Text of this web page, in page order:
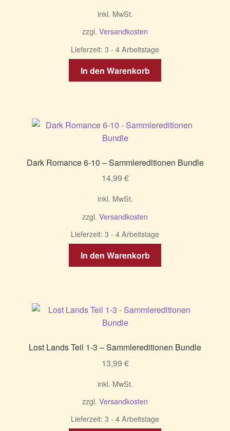
inkl. MwSt.
zzgl. Versandkosten
Lieferzeit: 3 - 4 Arbeitstage
In den Warenkorb
Dark Romance 6-10 – Sammlereditionen Bundle
14,99 €
inkl. MwSt.
zzgl. Versandkosten
Lieferzeit: 3 - 4 Arbeitstage
In den Warenkorb
Lost Lands Teil 1-3 – Sammlereditionen Bundle
13,99 €
inkl. MwSt.
zzgl. Versandkosten
Lieferzeit: 3 - 4 Arbeitstage